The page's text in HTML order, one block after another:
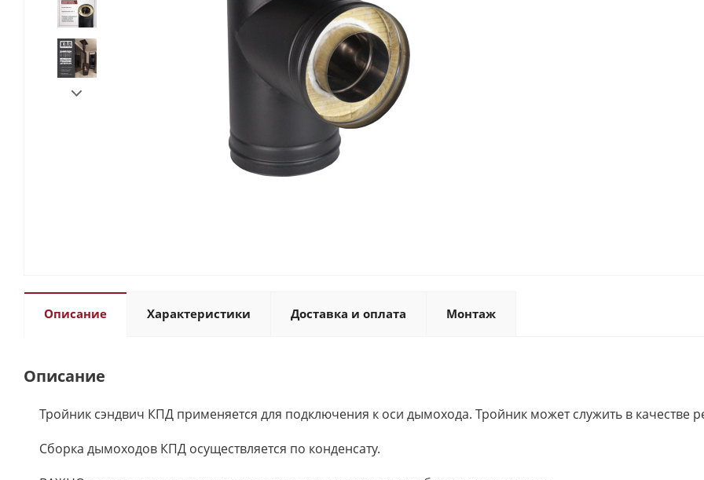
Описание Характеристики Доставка и оплата Монтаж
Описание
Тройник сэндвич КПД применяется для подключения к оси дымохода. Тройник может служить в качестве
Сборка дымоходов КПД осуществляется по конденсату.